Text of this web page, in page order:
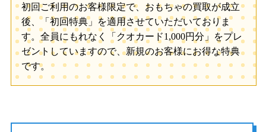
初回ご利用のお客様限定で、おもちゃの買取が成立
後、「初回特典」を適用させていただいておりま
す。全員にもれなく「クオカード1,000円分」をプレ
ゼントしていますので、新規のお客様にお得な特典
です。